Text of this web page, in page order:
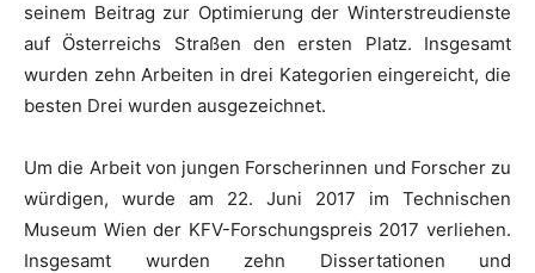
seinem Beitrag zur Optimierung der Winterstreudienste
auf Österreichs Straßen den ersten Platz. Insgesamt
wurden zehn Arbeiten in drei Kategorien eingereicht, die
besten Drei wurden ausgezeichnet.
Um die Arbeit von jungen Forscherinnen und Forscher zu
würdigen, wurde am 22. Juni 2017 im Technischen
Museum Wien der KFV-Forschungspreis 2017 verliehen.
Insgesamt wurden zehn Dissertationen und